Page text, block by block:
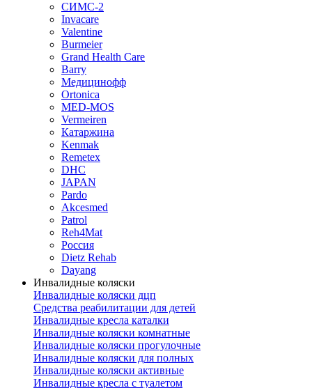
СИМС-2
Invacare
Valentine
Burmeier
Grand Health Care
Barry
Медицинофф
Ortonica
MED-MOS
Vermeiren
Катаржина
Kenmak
Remetex
DHC
JAPAN
Pardo
Akcesmed
Patrol
Reh4Mat
Россия
Dietz Rehab
Dayang
Инвалидные коляски
Инвалидные коляски дцп
Средства реабилитации для детей
Инвалидные кресла каталки
Инвалидные коляски комнатные
Инвалидные коляски прогулочные
Инвалидные коляски для полных
Инвалидные коляски активные
Инвалидные кресла с туалетом